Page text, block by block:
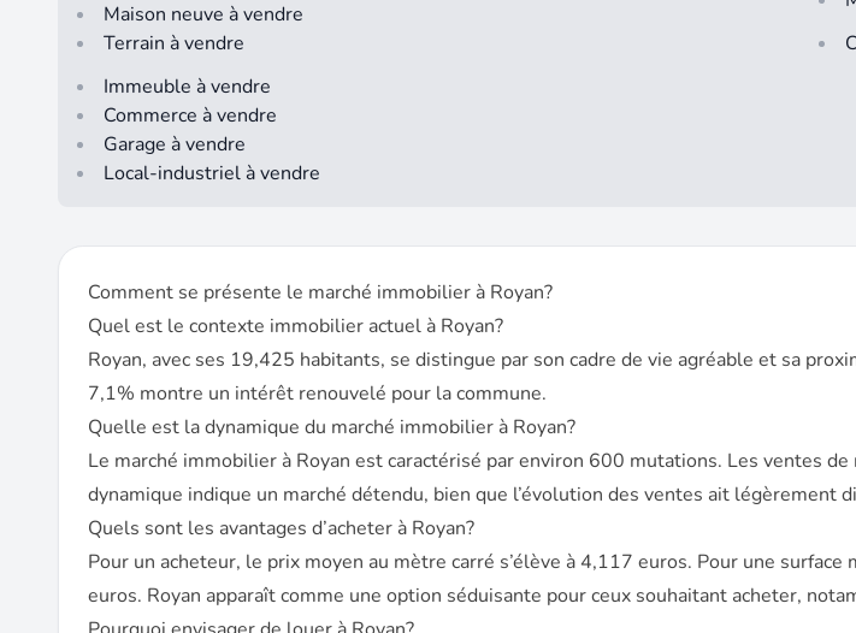
Maison neuve à vendre
Terrain à vendre
Immeuble à vendre
Commerce à vendre
Garage à vendre
Local-industriel à vendre
Comment se présente le marché immobilier à Royan?
Quel est le contexte immobilier actuel à Royan?
Royan, avec ses 19,425 habitants, se distingue par son cadre de vie agréable et sa
7,1% montre un intérêt renouvelé pour la commune.
Quelle est la dynamique du marché immobilier à Royan?
Le marché immobilier à Royan est caractérisé par environ 600 mutations. Les ventes
dynamique indique un marché détendu, bien que l’évolution des ventes ait légèrement
Quels sont les avantages d’acheter à Royan?
Pour un acheteur, le prix moyen au mètre carré s’élève à 4,117 euros. Pour une
euros. Royan apparaît comme une option séduisante pour ceux souhaitant acheter,